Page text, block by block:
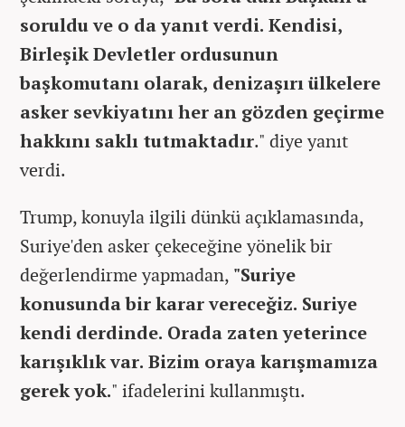
soruldu ve o da yanıt verdi. Kendisi,
Birleşik Devletler ordusunun
başkomutanı olarak, denizaşırı ülkelere
asker sevkiyatını her an gözden geçirme
hakkını saklı tutmaktadır." diye yanıt
verdi.
Trump, konuyla ilgili dünkü açıklamasında,
Suriye'den asker çekeceğine yönelik bir
değerlendirme yapmadan, "Suriye
konusunda bir karar vereceğiz. Suriye
kendi derdinde. Orada zaten yeterince
karışıklık var. Bizim oraya karışmamıza
gerek yok." ifadelerini kullanmıştı.